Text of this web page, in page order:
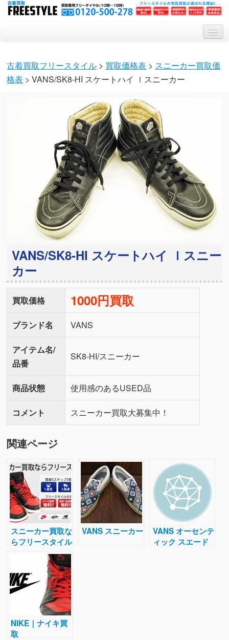
買取システム
古着買取フリースタイル > 買取価格表 > スニーカー買取価
格表 > VANS/SK8-HI スケートハイ ｌスニーカー
VANS/SK8-HI スケートハイ ｌスニー
カー
買取価格 1000円買取
ブランド名 VANS
アイテム名/
品番
SK8-HI/スニーカー
商品状態 使用感のあるUSED品
コメント スニーカー買取大募集中！
関連ページ
スニーカー買取な
らフリースタイル
VANS スニーカー
VANS オーセンテ
ィック スエード
NIKE｜ナイキ買
取